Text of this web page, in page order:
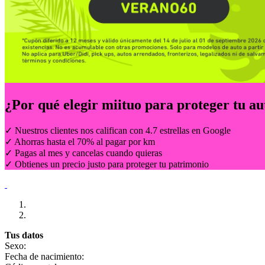
¿Por qué elegir miituo para proteger tu
✓ Nuestros clientes nos califican con 4.7 estrellas en Google
✓ Ahorras hasta el 70% al pagar por km
✓ Pagas al mes y cancelas cuando quieras
✓ Obtienes un precio justo para proteger tu patrimonio
Tus datos
Sexo:
Fecha de nacimiento: